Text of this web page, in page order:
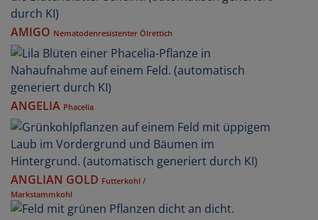
AMIGO Nematodenresistenter Ölrettich
ANGELIA Phacelia
ANGLIAN GOLD Futterkohl /
Markstammkohl